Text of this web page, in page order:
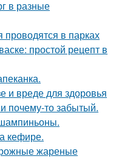
в разные
проводятся в парках
простой рецепт в
и вреде для здоровья
почему-то забытый.
кефире.
жареные